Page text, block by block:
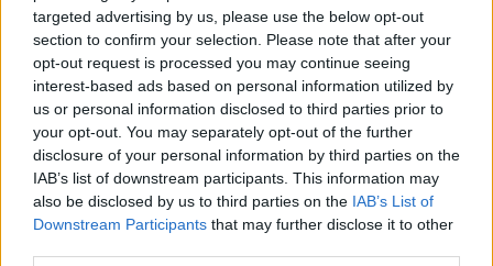
targeted advertising by us, please use the below opt-out
section to confirm your selection. Please note that after your
opt-out request is processed you may continue seeing
interest-based ads based on personal information utilized by
us or personal information disclosed to third parties prior to
your opt-out. You may separately opt-out of the further
disclosure of your personal information by third parties on the
IAB’s list of downstream participants. This information may
also be disclosed by us to third parties on the IAB’s List of
Downstream Participants that may further disclose it to other